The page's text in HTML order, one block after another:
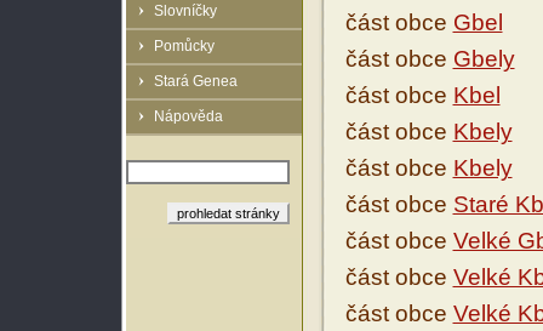
Slovníčky
Pomůcky
Stará Genea
Nápověda
část obce Gbel
část obce Gbely
část obce Kbel
část obce Kbely
část obce Kbely
část obce Staré
část obce Velké
část obce Velké
část obce Velké